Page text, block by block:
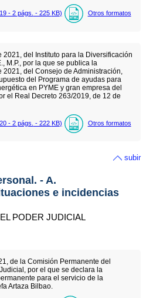
- 2 págs. - 225 KB) Otros formatos
2021, del Instituto para la Diversificación
M.P., por la que se publica la
2021, del Consejo de Administración,
del Programa de ayudas para
en PYME y gran empresa del
el Real Decreto 263/2019, de 12 de
- 2 págs. - 222 KB) Otros formatos
subir
- A.
e incidencias
PODER JUDICIAL
de la Comisión Permanente del
por el que se declara la
para el servicio de la
Artaza Bilbao.